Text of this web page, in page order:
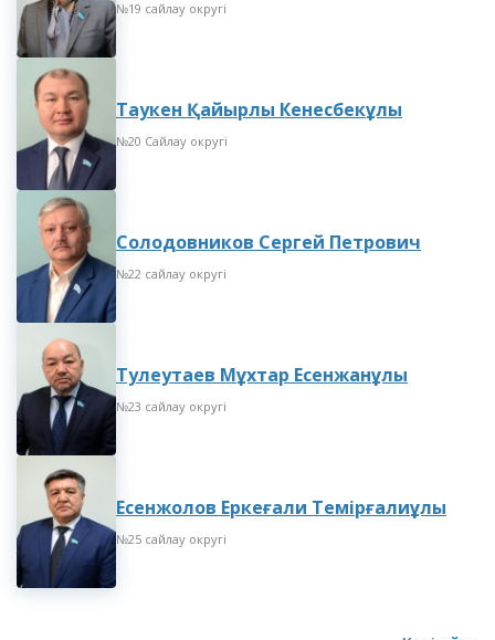
№19 сайлау округі
Таукен Қайырлы Кенесбекұлы
№20 Сайлау округі
Солодовников Сергей Петрович
№22 сайлау округі
Тулеутаев Мұхтар Есенжанұлы
№23 сайлау округі
Есенжолов Еркеғали Темірғалиұлы
№25 сайлау округі